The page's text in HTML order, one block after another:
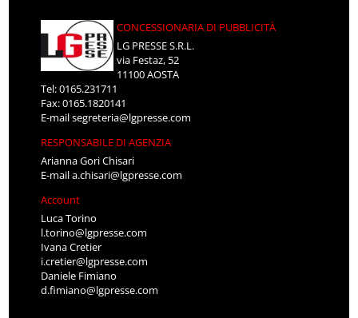
CONCESSIONARIA DI PUBBLICITÀ
LG PRESSE S.R.L.
via Festaz, 52
11100 AOSTA
Tel: 0165.231711
Fax: 0165.1820141
E-mailsegreteria@lgpresse.com
RESPONSABILE DI AGENZIA
Arianna Gori Chisari
E-maila.chisari@lgpresse.com
Account
Luca Torino
l.torino@lgpresse.com
Ivana Cretier
i.cretier@lgpresse.com
Daniele Fimiano
d.fimiano@lgpresse.com